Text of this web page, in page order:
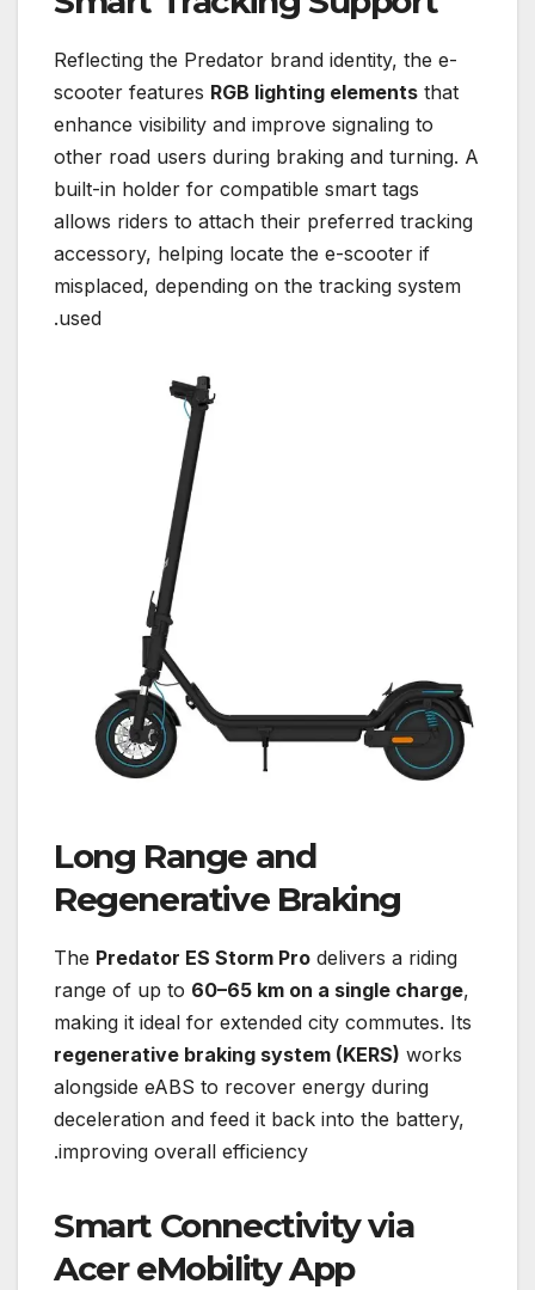
Reflecting the Predator brand identity, the e-
scooter features RGB lighting elements that
enhance visibility and improve signaling to
other road users during braking and turning. A
built-in holder for compatible smart tags
allows riders to attach their preferred tracking
accessory, helping locate the e-scooter if
misplaced, depending on the tracking system
used.
Long Range and
Regenerative Braking
The Predator ES Storm Pro delivers a riding
range of up to 60–65 km on a single charge,
making it ideal for extended city commutes. Its
regenerative braking system (KERS) works
alongside eABS to recover energy during
deceleration and feed it back into the battery,
improving overall efficiency.
Smart Connectivity via
Acer eMobility App